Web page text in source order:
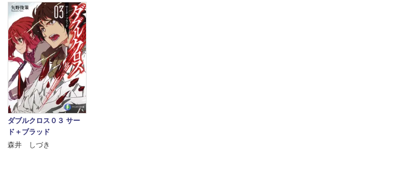
ダブルクロス０３ サー
ド＋ブラッド
森井 しづき